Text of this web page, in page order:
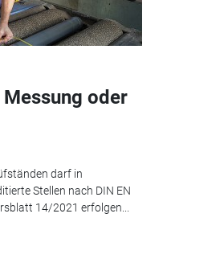
oder
darf in
Stellen nach DIN EN
14/2021 erfolgen...